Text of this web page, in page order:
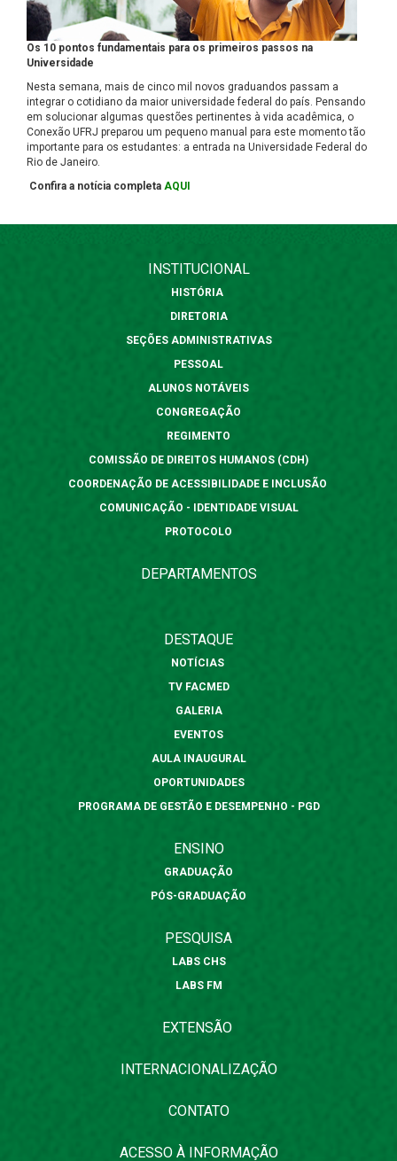
Os 10 pontos fundamentais para os primeiros passos na
Universidade
Nesta semana, mais de cinco mil novos graduandos passam a
integrar o cotidiano da maior universidade federal do país. Pensando
em solucionar algumas questões pertinentes à vida acadêmica, o
Conexão UFRJ preparou um pequeno manual para este momento tão
importante para os estudantes: a entrada na Universidade Federal do
Rio de Janeiro.
Confira a notícia completa AQUI
INSTITUCIONAL
HISTÓRIA
DIRETORIA
SEÇÕES ADMINISTRATIVAS
PESSOAL
ALUNOS NOTÁVEIS
CONGREGAÇÃO
REGIMENTO
COMISSÃO DE DIREITOS HUMANOS (CDH)
COORDENAÇÃO DE ACESSIBILIDADE E INCLUSÃO
COMUNICAÇÃO - IDENTIDADE VISUAL
PROTOCOLO
DEPARTAMENTOS
DESTAQUE
NOTÍCIAS
TV FACMED
GALERIA
EVENTOS
AULA INAUGURAL
OPORTUNIDADES
PROGRAMA DE GESTÃO E DESEMPENHO - PGD
ENSINO
GRADUAÇÃO
PÓS-GRADUAÇÃO
PESQUISA
LABS CHS
LABS FM
EXTENSÃO
INTERNACIONALIZAÇÃO
CONTATO
ACESSO À INFORMAÇÃO